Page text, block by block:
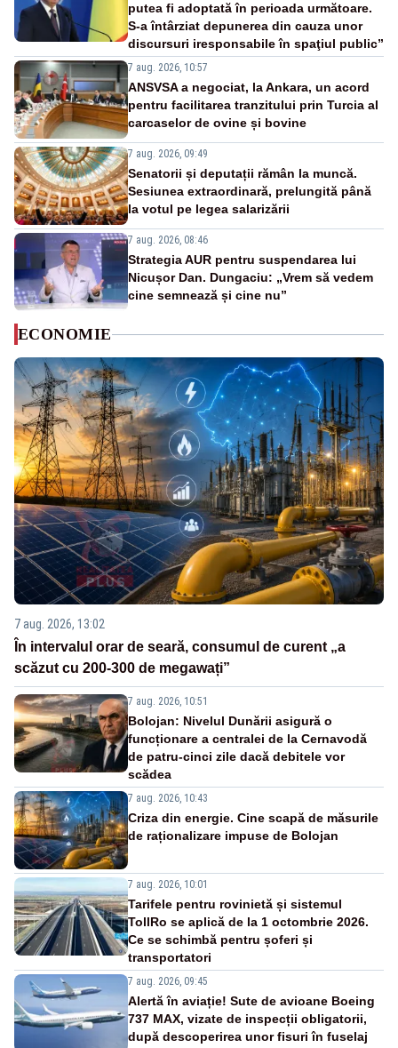
putea fi adoptată în perioada următoare.
S-a întârziat depunerea din cauza unor
discursuri iresponsabile în spaţiul public”
7 aug. 2026, 10:57
ANSVSA a negociat, la Ankara, un acord
pentru facilitarea tranzitului prin Turcia al
carcaselor de ovine și bovine
7 aug. 2026, 09:49
Senatorii și deputații rămân la muncă.
Sesiunea extraordinară, prelungită până
la votul pe legea salarizării
7 aug. 2026, 08:46
Strategia AUR pentru suspendarea lui
Nicușor Dan. Dungaciu: „Vrem să vedem
cine semnează și cine nu”
ECONOMIE
7 aug. 2026, 13:02
În intervalul orar de seară, consumul de curent „a
scăzut cu 200-300 de megawați”
7 aug. 2026, 10:51
Bolojan: Nivelul Dunării asigură o
funcționare a centralei de la Cernavodă
de patru-cinci zile dacă debitele vor
scădea
7 aug. 2026, 10:43
Criza din energie. Cine scapă de măsurile
de raționalizare impuse de Bolojan
7 aug. 2026, 10:01
Tarifele pentru rovinietă și sistemul
TollRo se aplică de la 1 octombrie 2026.
Ce se schimbă pentru șoferi și
transportatori
7 aug. 2026, 09:45
Alertă în aviație! Sute de avioane Boeing
737 MAX, vizate de inspecții obligatorii,
după descoperirea unor fisuri în fuselaj